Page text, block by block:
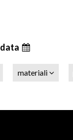
data
materiali